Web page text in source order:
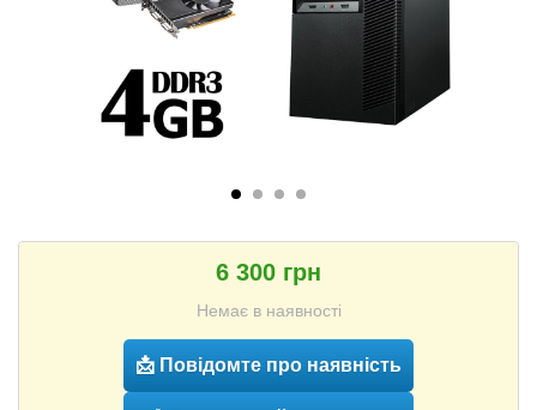
6 300 грн
Немає в наявності
📩 Повідомте про наявність